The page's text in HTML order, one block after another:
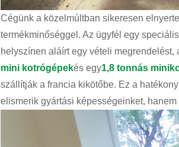
Cégünk a közelmúltban sikeresen
termékminőséggel. Az ügyfél egy
helyszínen aláírt egy vételi
mini kotrógépekés egy1,8 tonnás
szállítják a francia kikötőbe. Ez a
elismerik gyártási képességeinket,